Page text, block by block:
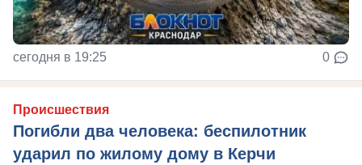
сегодня в 19:25 0
Происшествия
Погибли два человека: беспилотник
ударил по жилому дому в Керчи